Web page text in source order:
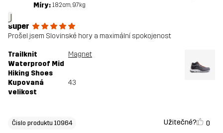
J
Míry: 182cm, 97kg
super
Prošel jsem Slovinské hory a maximální spokojenost
Trailknit
Waterproof Mid
Hiking Shoes
Magnet
Kupovaná
velikost
43
Čislo produktu 10964 Užitečné? 0